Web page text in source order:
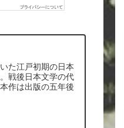
た江戸初期の日本
戦後日本文学の代
作は出版の五年後